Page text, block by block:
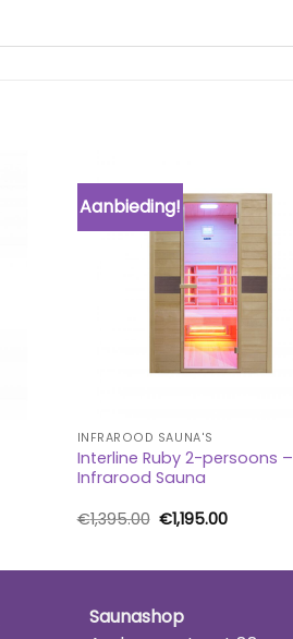
Aanbieding!
INFRAROOD SAUNA'S
Interline Ruby 2-persoons –
Infrarood Sauna
€1,395.00 Oorspronkelijke
prijs
€1,195.00Huidige
Saunashop